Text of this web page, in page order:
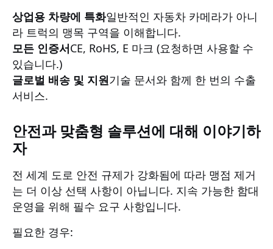
상업용 차량에 특화일반적인 자동차 카메라가 아니
라 트럭의 맹목 구역을 이해합니다.
모든 인증서CE, RoHS, E 마크 (요청하면 사용할 수
있습니다.)
글로벌 배송 및 지원기술 문서와 함께 한 번의 수출
서비스.
안전과 맞춤형 솔루션에 대해 이야기하
자
전 세계 도로 안전 규제가 강화됨에 따라 맹점 제거
는 더 이상 선택 사항이 아닙니다. 지속 가능한 함대
운영을 위해 필수 요구 사항입니다.
필요한 경우: